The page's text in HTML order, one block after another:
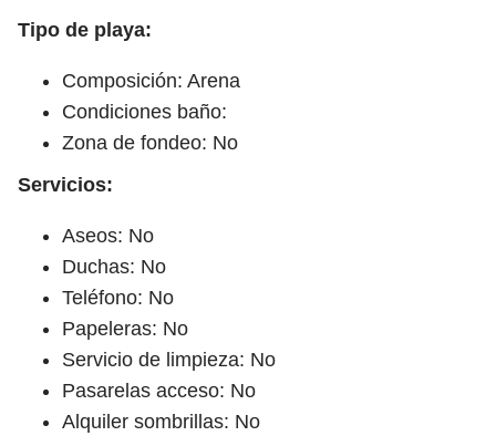
Tipo de playa:
Composición: Arena
Condiciones baño:
Zona de fondeo: No
Servicios:
Aseos: No
Duchas: No
Teléfono: No
Papeleras: No
Servicio de limpieza: No
Pasarelas acceso: No
Alquiler sombrillas: No